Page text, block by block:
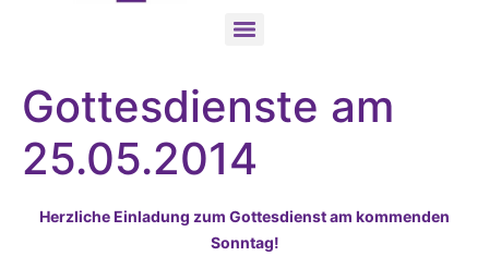
Gottesdienste am
25.05.2014
Herzliche Einladung zum Gottesdienst am kommenden
Sonntag!